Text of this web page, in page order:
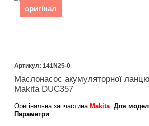
оригінал
141N25-0
Маслонасос акумуляторної
Makita DUC357
Оригінальна запчастина Makita.Для
Параметри: